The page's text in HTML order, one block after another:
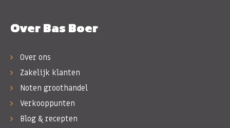
Over Bas Boer
Over ons
Zakelijk klanten
Noten groothandel
Verkooppunten
Blog & recepten